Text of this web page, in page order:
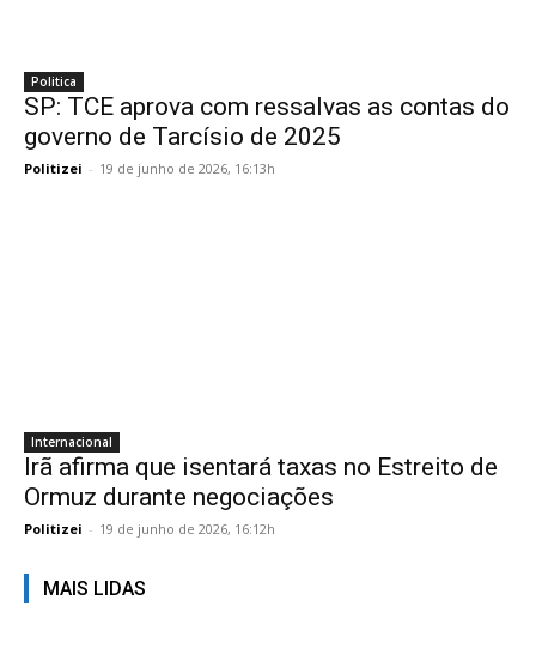
Politica
SP: TCE aprova com ressalvas as contas do
governo de Tarcísio de 2025
Politizei - 19 de junho de 2026, 16:13h
Internacional
Irã afirma que isentará taxas no Estreito de
Ormuz durante negociações
Politizei - 19 de junho de 2026, 16:12h
MAIS LIDAS